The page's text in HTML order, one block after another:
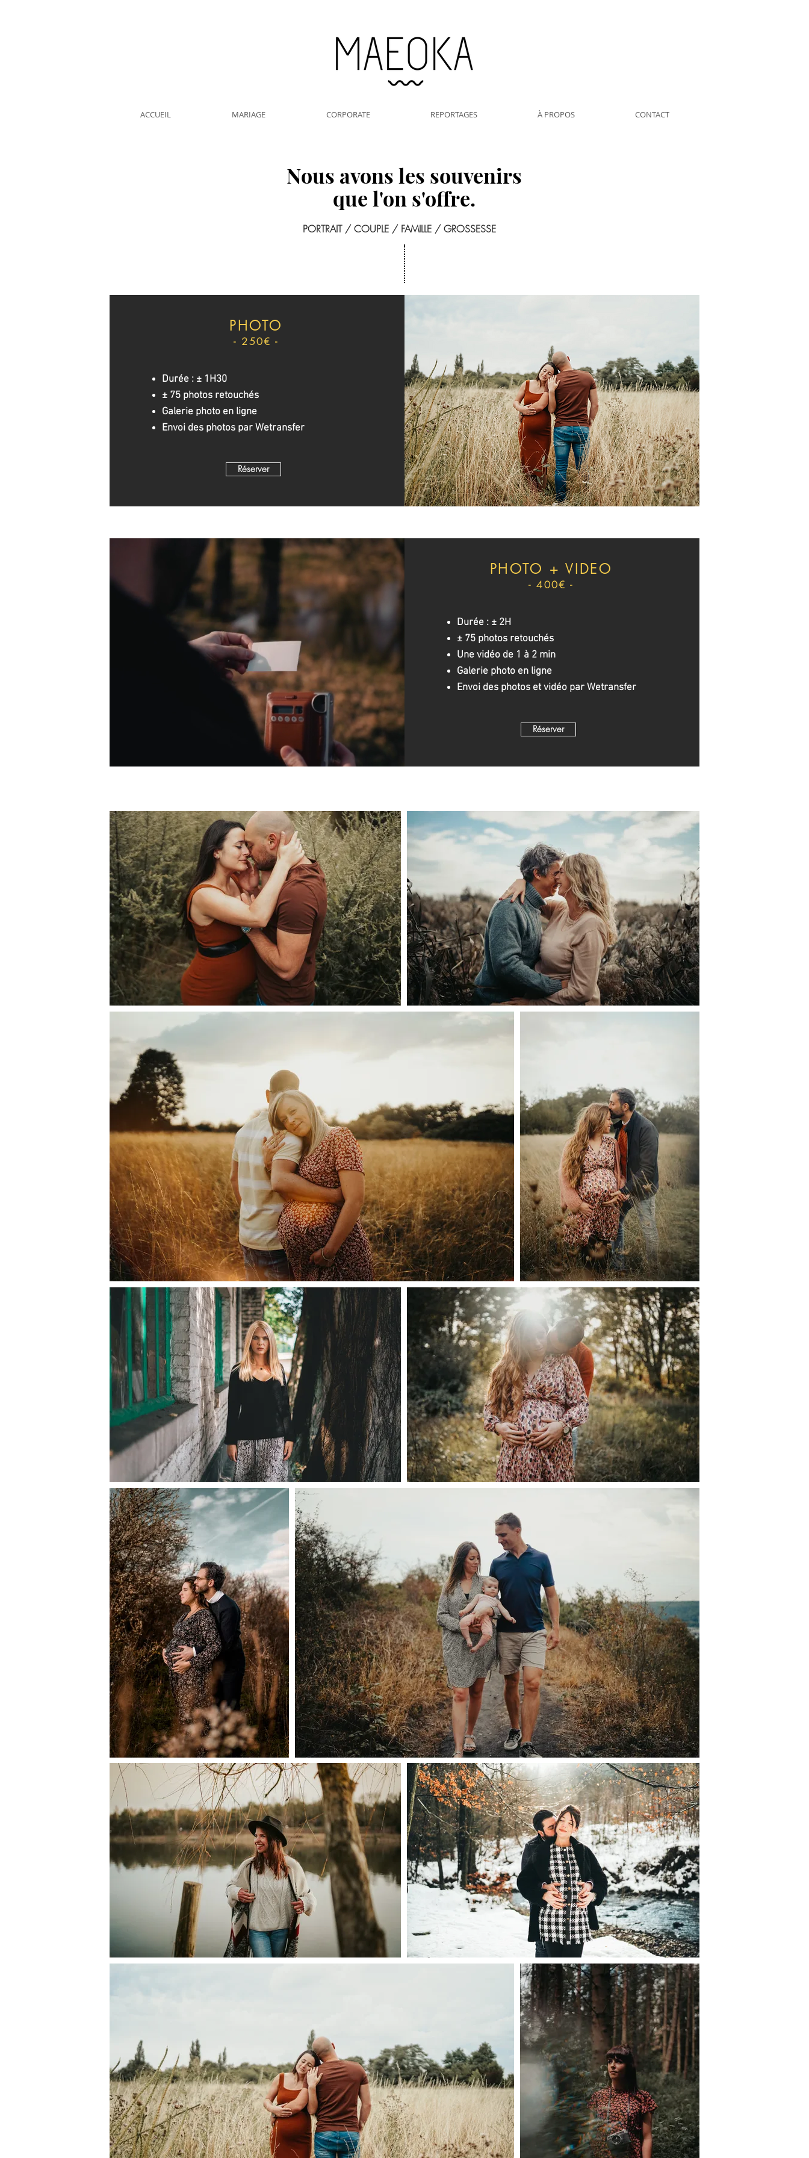
ACCUEIL MARIAGE CORPORATE REPORTAGES À PROPOS CONTACT
Nous avons les souvenirs
que l'on s'offre.
PORTRAIT / COUPLE / FAMILLE / GROSSESSE
PHOTO
- 250€ -
Durée : ± 1H30
± 75 photos retouchés
Galerie photo en ligne
Envoi des photos par Wetransfer
Réserver
PHOTO + VIDEO
- 400€ -
Durée : ± 2H
± 75 photos retouchés
Une vidéo de 1 à 2 min
Galerie photo en ligne
Envoi des photos et vidéo par Wetransfer
Réserver